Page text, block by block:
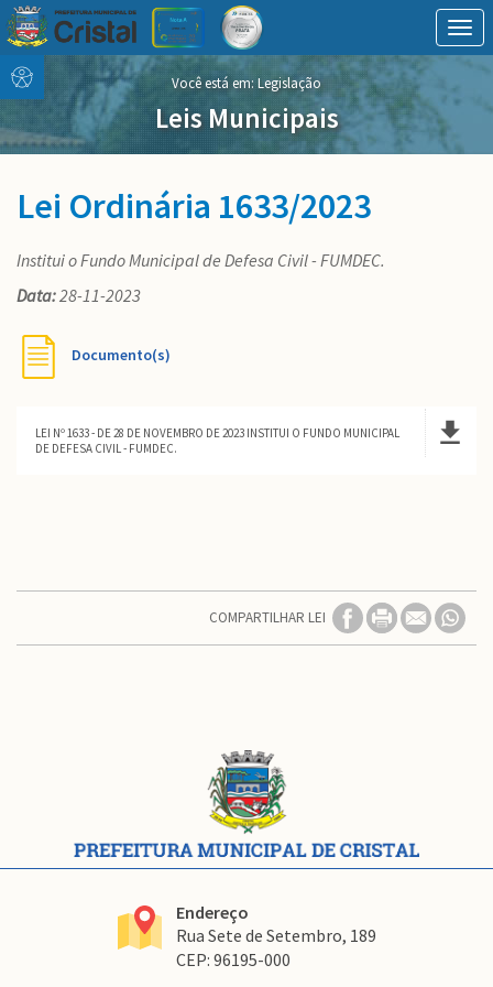
Conteúdo
Menu
conteúdo
do
menu
Você está em:Legislação
Leis Municipais
Lei Ordinária 1633/2023
Institui o Fundo Municipal de Defesa Civil - FUMDEC.
Data:28-11-2023
Documento(s)
LEI Nº 1633 - DE 28 DE NOVEMBRO DE 2023 INSTITUI O FUNDO MUNICIPAL
DE DEFESA CIVIL - FUMDEC.
COMPARTILHAR LEI
Conteúdo
Rodapé
Endereço
Rua Sete de Setembro, 189
CEP: 96195-000